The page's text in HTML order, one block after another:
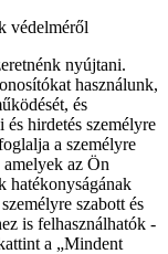
védelméről
nyújtani.
használunk,
és
hirdetés személyre
a személyre
amelyek az Ön
hatékonyságának
szabott és
is felhasználhatók -
a „Mindent